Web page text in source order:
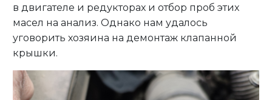
в двигателе и редукторах и отбор проб этих
масел на анализ. Однако нам удалось
уговорить хозяина на демонтаж клапанной
крышки.